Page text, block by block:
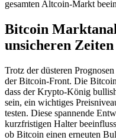
gesamten Altcoin-Markt
Bitcoin
unsicheren Zeiten
Trotz der düsteren
der Bitcoin-Front. Die
dass der Krypto-König
sein, ein wichtiges
testen. Diese spannende
kurzfristigen Halter
ob Bitcoin einen erneuten